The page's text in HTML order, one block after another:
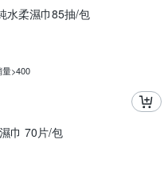
水柔濕巾85抽/包
>400
巾 70片/包